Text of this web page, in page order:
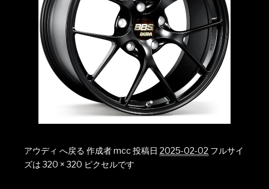
アウディ へ戻る 作成者mcc投稿日 2025-02-02 フルサイ
ズは320 × 320 ピクセルです